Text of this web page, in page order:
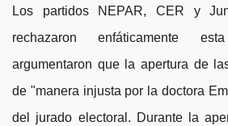
Los partidos NEPAR, CER y
rechazaron enfáticamente
argumentaron que la apertura de
de "manera injusta por la doctora
del jurado electoral. Durante la